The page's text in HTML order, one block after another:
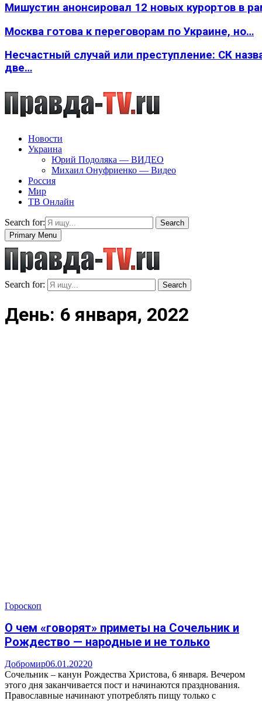
Мишустин анонсировал 12 новых курортов в
Москва готова к переговорам по Украине, но…
Несчастный случай или преступление: СК
две…
Новости
Украина
Юрий Подоляка — ВИДЕО
Михаил Онуфриенко — Видео
Россия
Мир
ТВ Онлайн
Search for:
Search
Primary Menu
Search for: Search
День: 6 января, 2022
Гороскоп
О чем «говорят» приметы на Сочельник и
Рождество — народные и не только
Добромир06.01.20220
Сочельник – канун Рождества Христова, 6 января. Вечером
этого дня заканчивается пост и начинаются празднования.
Православные начинают употреблять пищу только с